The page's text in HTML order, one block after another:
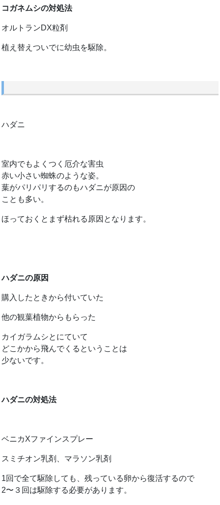
コガネムシの対処法
オルトランDX粒剤
植え替えついでに幼虫を駆除。
ハダニ
室内でもよくつく厄介な害虫
赤い小さい蜘蛛のような姿。
葉がパリパリするのもハダニが原因の
ことも多い。
ほっておくとまず枯れる原因となります。
ハダニの原因
購入したときから付いていた
他の観葉植物からもらった
カイガラムシとにていて
どこかから飛んでくるということは
少ないです。
ハダニの対処法
ベニカXファインスプレー
スミチオン乳剤、マラソン乳剤
1回で全て駆除しても、残っている卵から復活するので
2〜３回は駆除する必要があります。